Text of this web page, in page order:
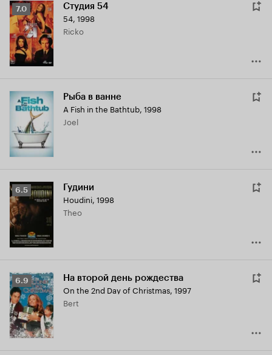
Рейтинг
Кинопоиска
7.0
7.0 Студия 54
54, 1998
Ricko
Рыба в ванне
A Fish in the Bathtub, 1998
Joel
Рейтинг
Кинопоиска
6.5
6.5 Гудини
Houdini, 1998
Theo
Рейтинг
Кинопоиска
6.9
6.9 На второй день рождества
On the 2nd Day of Christmas, 1997
Bert